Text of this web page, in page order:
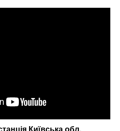
Київська обл.